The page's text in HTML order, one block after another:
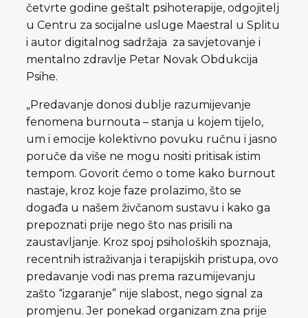
četvrte godine geštalt psihoterapije, odgojitelj
u Centru za socijalne usluge Maestral u Splitu
i autor digitalnog sadržaja za savjetovanje i
mentalno zdravlje Petar Novak Obdukcija
Psihe.
„Predavanje donosi dublje razumijevanje
fenomena burnouta – stanja u kojem tijelo,
um i emocije kolektivno povuku ručnu i jasno
poruče da više ne mogu nositi pritisak istim
tempom. Govorit ćemo o tome kako burnout
nastaje, kroz koje faze prolazimo, što se
događa u našem živčanom sustavu i kako ga
prepoznati prije nego što nas prisili na
zaustavljanje. Kroz spoj psiholoških spoznaja,
recentnih istraživanja i terapijskih pristupa, ovo
predavanje vodi nas prema razumijevanju
zašto “izgaranje” nije slabost, nego signal za
promjenu. Jer ponekad organizam zna prije